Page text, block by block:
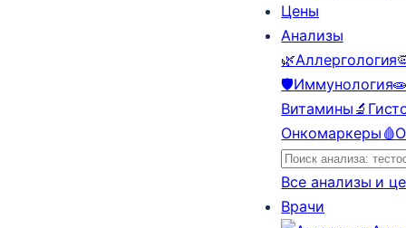
Цены
Анализы
🌿Аллергология
🛡️Иммунология
Витамины 🔬
Онкомаркеры 🩸
Все анализы и
Врачи